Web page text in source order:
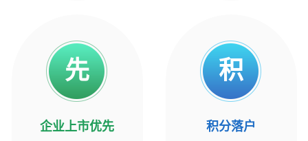
先
企业上市优先
积
积分落户